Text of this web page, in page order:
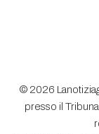
© 2026
presso il